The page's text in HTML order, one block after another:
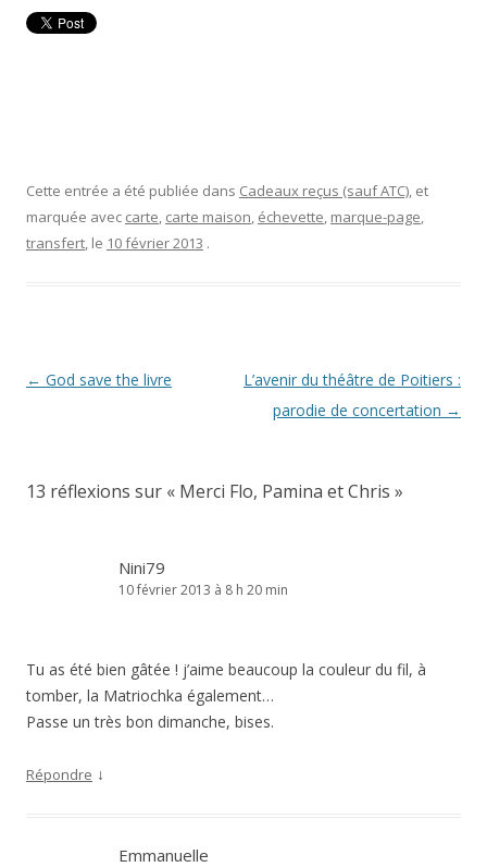
Cette entrée a été publiée dans Cadeaux reçus (sauf ATC), et
marquée avec carte, carte maison, échevette, marque-page,
transfert, le 10 février 2013 .
Navigation
← God save the livre
L’avenir du théâtre de Poitiers :
parodie de concertation →
13 réflexions sur « Merci Flo, Pamina et Chris »
Nini79
10 février 2013 à 8 h 20 min
Tu as été bien gâtée ! j’aime beaucoup la couleur du fil, à
tomber, la Matriochka également…
Passe un très bon dimanche, bises.
Répondre ↓
Emmanuelle